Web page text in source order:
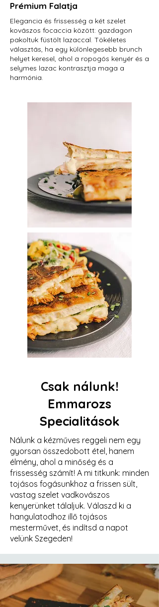
Prémium Falatja
Elegancia és frissesség a két szelet
kovászos focaccia között: gazdagon
pakoltuk füstölt lazaccal. Tökéletes
választás, ha egy különlegesebb brunch
helyet keresel, ahol a ropogós kenyér és a
selymes lazac kontrasztja maga a
harmónia.
Csak nálunk!
Emmarozs
Specialitások
Nálunk a kézműves reggeli nem egy
gyorsan összedobott étel, hanem
élmény, ahol a minőség és a
frissesség számít! A mi titkunk: minden
tojásos fogásunkhoz a frissen sült,
vastag szelet vadkovászos
kenyerünket tálaljuk. Válaszd ki a
hangulatodhoz illő tojásos
mesterművet, és indítsd a napot
velünk Szegeden!